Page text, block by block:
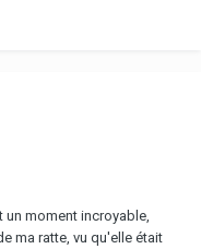
un moment incroyable,
ma ratte, vu qu'elle était